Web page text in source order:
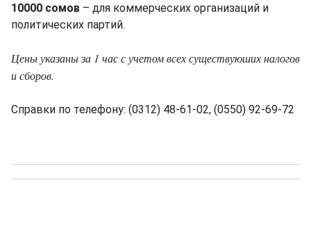
10000 сомов – для коммерческих организаций и
политических партий.
Цены указаны за 1 час с учетом всех существуюших налогов
и сборов.
Справки по телефону: (0312) 48-61-02, (0550) 92-69-72